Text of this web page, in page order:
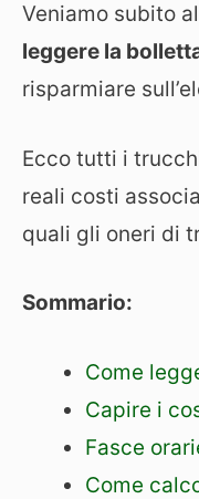
Veniamo subito
leggere la
risparmiare
Ecco tutti i
reali costi
quali gli oneri di
Sommario:
Come
Capire i
Fasce
Come